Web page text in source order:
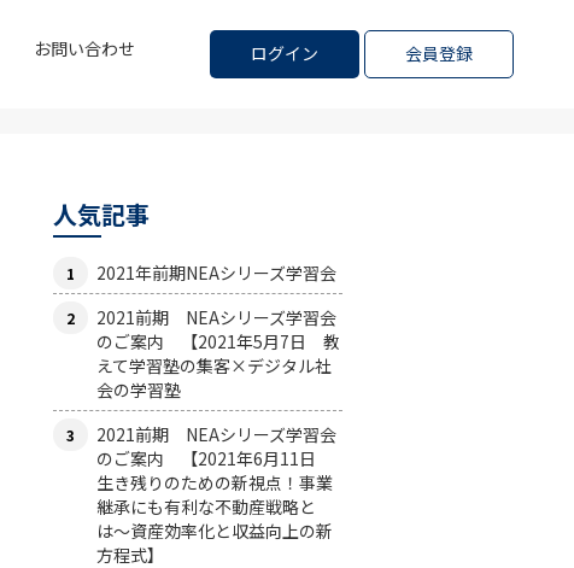
ログイン 会員登録
お問い合わせ
人気記事
2021年前期NEAシリーズ学習会
2021前期 NEAシリーズ学習会
のご案内 【2021年5月7日 教
えて学習塾の集客×デジタル社
会の学習塾
2021前期 NEAシリーズ学習会
のご案内 【2021年6月11日
生き残りのための新視点！事業
継承にも有利な不動産戦略と
は〜資産効率化と収益向上の新
方程式】